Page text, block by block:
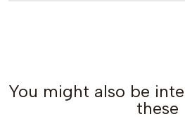
You might also be
these